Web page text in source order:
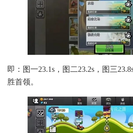
即：图一23.1s，图二23.2s，图三
胜首领。